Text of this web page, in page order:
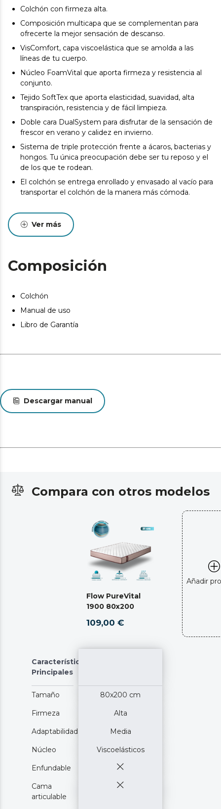
Colchón con firmeza alta.
Composición multicapa que se complementan para
ofrecerte la mejor sensación de descanso.
VisComfort, capa viscoelástica que se amolda a las
líneas de tu cuerpo.
Núcleo FoamVital que aporta firmeza y resistencia al
conjunto.
Tejido SoftTex que aporta elasticidad, suavidad, alta
transpiración, resistencia y de fácil limpieza.
Doble cara DualSystem para disfrutar de la sensación de
frescor en verano y calidez en invierno.
Sistema de triple protección frente a ácaros, bacterias y
hongos. Tu única preocupación debe ser tu reposo y el
de los que te rodean.
El colchón se entrega enrollado y envasado al vacío para
transportar el colchón de la manera más cómoda.
Ver más
Composición
Colchón
Manual de uso
Libro de Garantía
Descargar manual
Compara con otros modelos
Flow PureVital
1900 80x200
109,00 €
Añadir
Características
Principales
Tamaño 80x200 cm
Firmeza Alta
Adaptabilidad Media
Núcleo Viscoelásticos
Enfundable
Cama
articulable